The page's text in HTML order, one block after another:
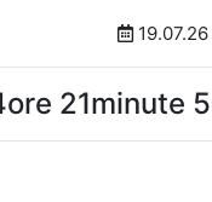
19.07.26
21minute